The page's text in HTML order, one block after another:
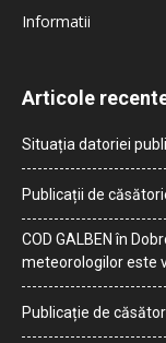
Informatii
Articole
Situația datoriei
Publicații de
COD GALBEN în
meteorologilor este
Publicație de